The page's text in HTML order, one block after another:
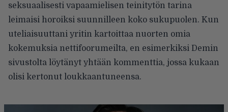
seksuaalisesti vapaamielisen teinitytön tarina
leimaisi horoiksi suunnilleen koko sukupuolen. Kun
uteliaisuuttani yritin kartoittaa nuorten omia
kokemuksia nettifoorumeilta, en esimerkiksi Demin
sivustolta löytänyt yhtään kommenttia, jossa kukaan
olisi kertonut loukkaantuneensa.